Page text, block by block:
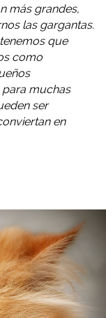
más grandes,
las gargantas.
que
como
muchas
ser
en